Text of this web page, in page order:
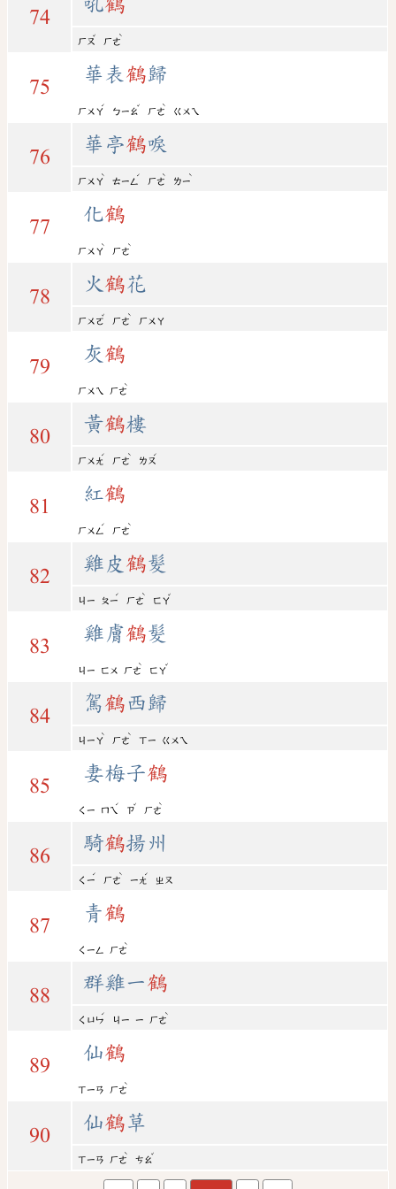
74
吼鶴
ㄏㄡ
ˇ
ㄏㄜ
ˋ
75
華表 鶴歸
ㄏㄨㄚ
ˊ
ㄅㄧㄠ
ˇ
ㄏㄜ
ˋ
ㄍㄨㄟ
76
華亭鶴唳
ㄏㄨㄚ
ˋ
ㄊㄧㄥ
ˊ
ㄏㄜ
ˋ
ㄌㄧ
ˋ
77
化鶴
ㄏㄨㄚ
ˋ
ㄏㄜ
ˋ
78
火鶴花
ㄏㄨㄛ
ˇ
ㄏㄜ
ˋ
ㄏㄨㄚ
79
灰 鶴
ㄏㄨㄟ ㄏㄜ
ˋ
80
黃鶴樓
ㄏㄨㄤ
ˊ
ㄏㄜ
ˋ
ㄌㄡ
ˊ
81
紅鶴
ㄏㄨㄥ
ˊ
ㄏㄜ
ˋ
82
雞皮 鶴髮
ㄐㄧ ㄆㄧ
ˊ
ㄏㄜ
ˋ
ㄈㄚ
ˇ
83
雞膚鶴髮
ㄐㄧ ㄈㄨ ㄏㄜ
ˋ
ㄈㄚ
ˇ
84
駕鶴西歸
ㄐㄧㄚ
ˋ
ㄏㄜ
ˋ
ㄒㄧ ㄍㄨㄟ
85
妻梅子鶴
ㄑㄧ ㄇㄟ
ˊ
ㄗ
ˇ
ㄏㄜ
ˋ
86
騎鶴揚州
ㄑㄧ
ˊ
ㄏㄜ
ˋ
ㄧㄤ
ˊ
ㄓㄡ
87
青鶴
ㄑㄧㄥ ㄏㄜ
ˋ
88
群雞一鶴
ㄑㄩㄣ
ˊ
ㄐㄧ ㄧ ㄏㄜ
ˋ
89
仙鶴
ㄒㄧㄢ ㄏㄜ
ˋ
90
仙鶴草
ㄒㄧㄢ ㄏㄜ
ˋ
ㄘㄠ
ˇ